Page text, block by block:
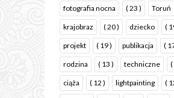
fotografia nocna ( 23 ) Toruń
krajobraz ( 20 ) dziecko (
projekt ( 19 ) publikacja (
rodzina ( 13 ) techniczne (
ciąża ( 12 ) lightpainting (